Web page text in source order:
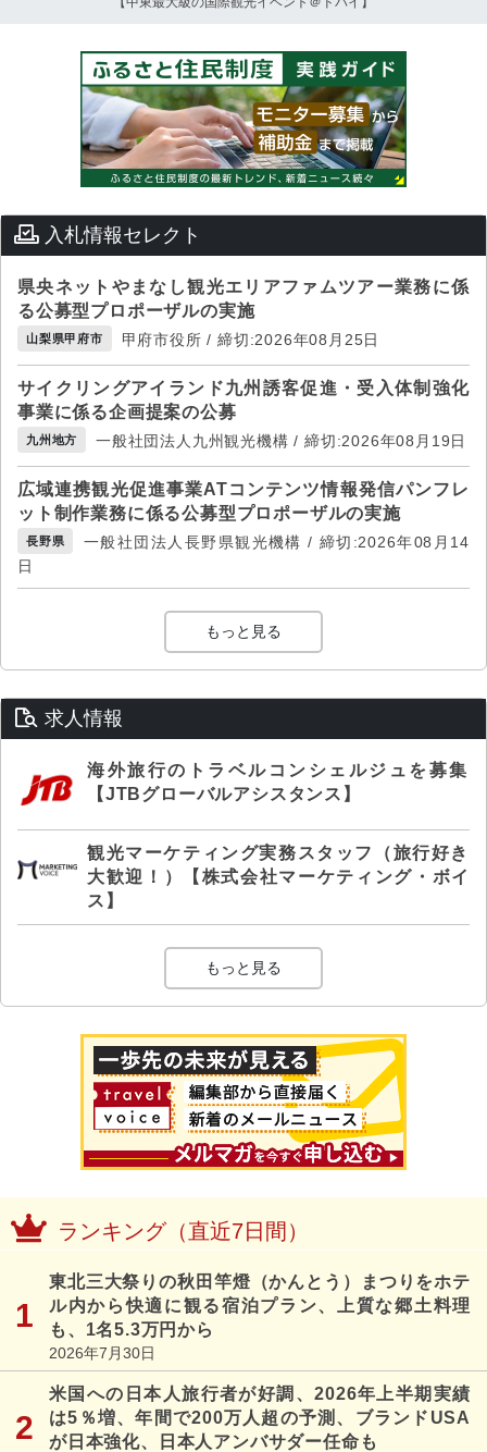
入札情報セレクト
県央ネットやまなし観光エリアファムツアー業務に係
る公募型プロポーザルの実施
山梨県甲府市 甲府市役所 / 締切:2026年08月25日
サイクリングアイランド九州誘客促進・受入体制強化
事業に係る企画提案の公募
九州地方 一般社団法人九州観光機構 / 締切:2026年08月19日
広域連携観光促進事業ATコンテンツ情報発信パンフレ
ット制作業務に係る公募型プロポーザルの実施
長野県
一般社団法人長野県観光機構 / 締切:2026年08月14
日
もっと見る
求人情報
海外旅行のトラベルコンシェルジュを募集
【JTBグローバルアシスタンス】
観光マーケティング実務スタッフ（旅行好き
大歓迎！）【株式会社マーケティング・ボイ
ス】
もっと見る
ランキング（直近7日間）
東北三大祭りの秋田竿燈（かんとう）まつりをホテ
ル内から快適に観る宿泊プラン、上質な郷土料理
も、1名5.3万円から
2026年7月30日
米国への日本人旅行者が好調、2026年上半期実績
は5％増、年間で200万人超の予測、ブランドUSA
が日本強化、日本人アンバサダー任命も